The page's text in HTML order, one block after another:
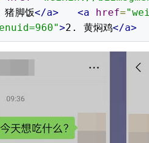
脚饭</a> <a href=
>2. 黄焖鸡</a>